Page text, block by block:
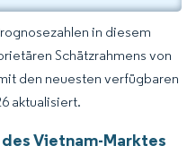
in diesem
Schätzrahmens von
den neuesten verfügbaren
aktualisiert.
Vietnam-Marktes